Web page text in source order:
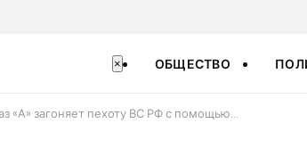
× ОБЩЕСТВО
«А» загоняет пехоту ВС РФ с помощью…